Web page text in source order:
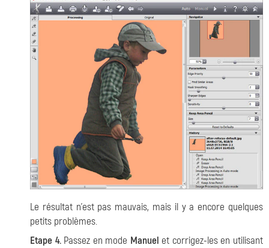
Le résultat n'est pas mauvais, mais il y a encore quelques
petits problèmes.
Etape 4.Passez en mode Manuel et corrigez-les en utilisant